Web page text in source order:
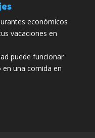
económicos
vacaciones en
puede funcionar
una comida en